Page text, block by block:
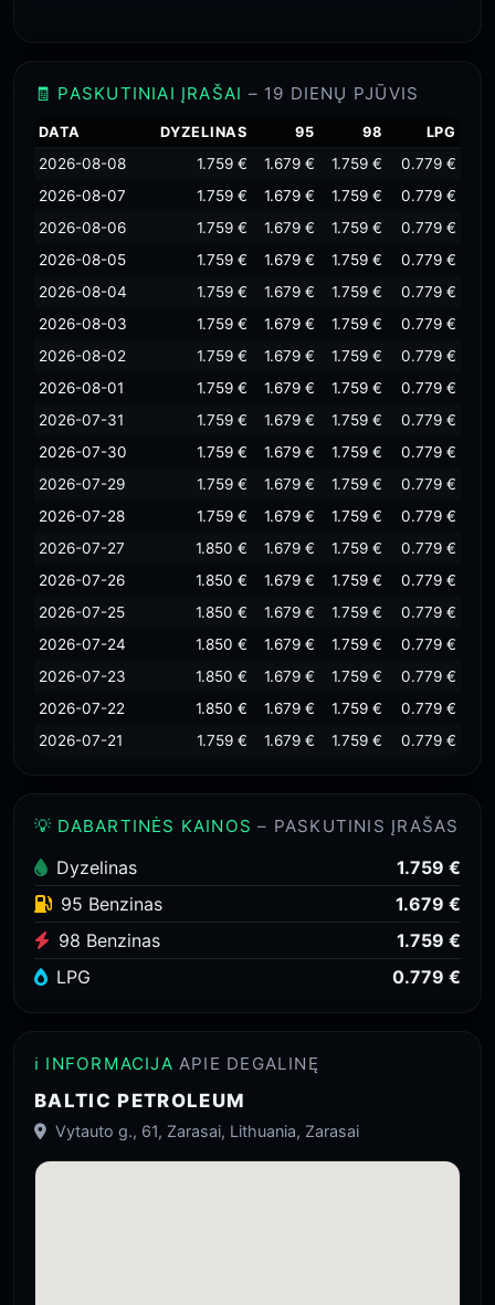
🧾 PASKUTINIAI ĮRAŠAI – 19 DIENŲ PJŪVIS
DATA DYZELINAS 95 98 LPG
2026-08-08 1.759 € 1.679 € 1.759 €
0.779 €
2026-08-07
1.759 € 1.679 € 1.759 €
0.779 €
2026-08-06
1.759 € 1.679 € 1.759 €
0.779 €
2026-08-05
1.759 € 1.679 € 1.759 €
0.779 €
2026-08-04
1.759 € 1.679 € 1.759 €
0.779 €
2026-08-03
1.759 € 1.679 € 1.759 €
0.779 €
2026-08-02
1.759 € 1.679 € 1.759 €
0.779 €
2026-08-01
1.759 € 1.679 € 1.759 €
0.779 €
2026-07-31
1.759 € 1.679 € 1.759 €
0.779 €
2026-07-30
1.759 € 1.679 € 1.759 €
0.779 €
2026-07-29
1.759 € 1.679 € 1.759 €
0.779 €
2026-07-28
1.759 € 1.679 € 1.759 €
0.779 €
2026-07-27
1.850 € 1.679 € 1.759 €
0.779 €
2026-07-26
1.850 € 1.679 € 1.759 €
0.779 €
2026-07-25
1.850 € 1.679 € 1.759 €
0.779 €
2026-07-24
1.850 € 1.679 € 1.759 €
0.779 €
2026-07-23
1.850 € 1.679 € 1.759 €
0.779 €
2026-07-22
1.850 € 1.679 € 1.759 €
0.779 €
2026-07-21
1.759 € 1.679 € 1.759 € 0.779 €
💡 DABARTINĖS KAINOS – PASKUTINIS ĮRAŠAS
Dyzelinas
1.759 €
95 Benzinas
1.679 €
98 Benzinas
1.759 €
LPG
0.779 €
ℹ️ INFORMACIJA APIE DEGALINĘ
BALTIC PETROLEUM
Vytauto g., 61, Zarasai, Lithuania, Zarasai